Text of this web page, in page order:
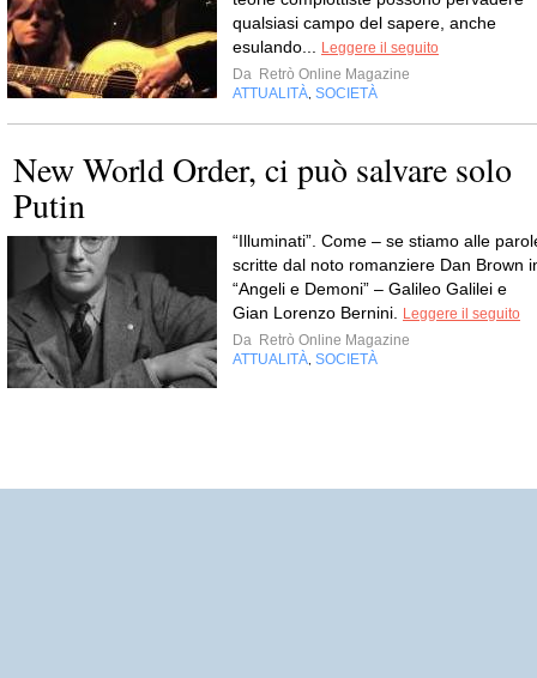
qualsiasi campo del sapere, anche
esulando...
Leggere il seguito
Da Retrò Online Magazine
ATTUALITÀ SOCIETÀ
New World Order, ci può salvare solo
Putin
“Illuminati”. Come – se stiamo alle
scritte dal noto romanziere Dan Brown
“Angeli e Demoni” – Galileo Galilei e
Gian Lorenzo Bernini.
Leggere il seguito
Da Retrò Online Magazine
ATTUALITÀ SOCIETÀ